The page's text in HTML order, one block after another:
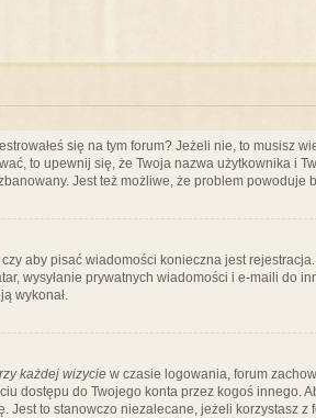
się na tym forum? Jeżeli nie, to musisz
to upewnij się, że Twoja nazwa użytkownika i
Jest też możliwe, że problem powoduje
aby pisać wiadomości konieczna jest
wysyłanie prywatnych wiadomości i e-maili do
wykonał.
każdej wizycie w czasie logowania, forum
dostępu do Twojego konta przez kogoś innego.
to stanowczo niezalecane, jeżeli korzystasz z